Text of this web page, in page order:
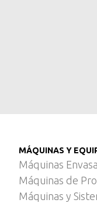
MÁQUINAS Y
Máquinas
Máquinas de
Máquinas y